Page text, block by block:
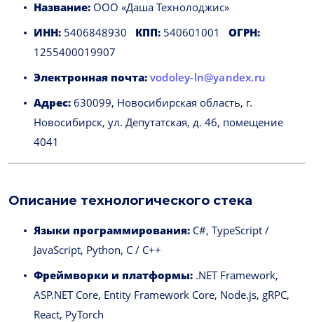
Название: ООО «Даша Технолоджис»
ИНН: 5406848930 КПП: 540601001 ОГРН:
1255400019907
Электронная почта: vodoley-ln@yandex.ru
Адрес: 630099, Новосибирская область, г.
Новосибирск, ул. Депутатская, д. 46, помещение
4041
Описание технологического стека
Языки программирования: C#, TypeScript /
JavaScript, Python, C / C++
Фреймворки и платформы: .NET Framework,
ASP.NET Core, Entity Framework Core, Node.js, gRPC,
React, PyTorch